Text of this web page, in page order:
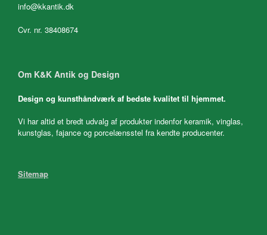
info@kkantik.dk
Cvr. nr. 38408674
Om K&K Antik og Design
Design og kunsthåndværk af bedste kvalitet til hjemmet.
Vi har altid et bredt udvalg af produkter indenfor keramik, vinglas,
kunstglas, fajance og porcelænsstel fra kendte producenter.
Sitemap